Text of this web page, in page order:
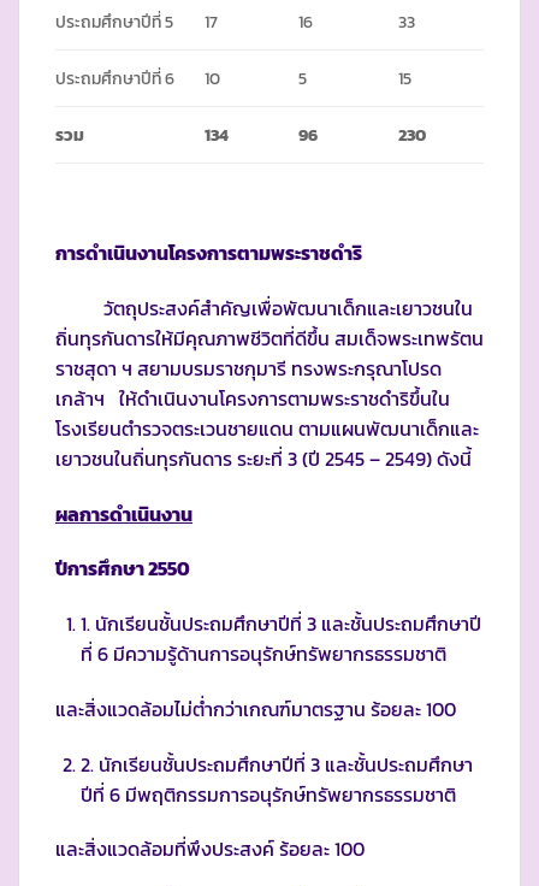
ประถมศึกษาปีที่ 5 17 16 33
ประถมศึกษาปีที่ 6 10 5 15
รวม 134 96 230
การดำเนินงานโครงการตามพระราชดำริ
วัตถุประสงค์สำคัญเพื่อพัฒนาเด็กและเยาวชนใน
ถิ่นทุรกันดารให้มีคุณภาพชีวิตที่ดีขึ้น สมเด็จพระเทพรัตน
ราชสุดา ฯ สยามบรมราชกุมารี ทรงพระกรุณาโปรด
เกล้าฯ ให้ดำเนินงานโครงการตามพระราชดำริขึ้นใน
โรงเรียนตำรวจตระเวนชายแดน ตามแผนพัฒนาเด็กและ
เยาวชนในถิ่นทุรกันดาร ระยะที่ 3 (ปี 2545 – 2549) ดังนี้
ผลการดำเนินงาน
ปีการศึกษา 2550
1. นักเรียนชั้นประถมศึกษาปีที่ 3 และชั้นประถมศึกษาปี
ที่ 6 มีความรู้ด้านการอนุรักษ์ทรัพยากรธรรมชาติ
และสิ่งแวดล้อมไม่ต่ำกว่าเกณฑ์มาตรฐาน ร้อยละ 100
2. นักเรียนชั้นประถมศึกษาปีที่ 3 และชั้นประถมศึกษา
ปีที่ 6 มีพฤติกรรมการอนุรักษ์ทรัพยากรธรรมชาติ
และสิ่งแวดล้อมที่พึงประสงค์ ร้อยละ 100